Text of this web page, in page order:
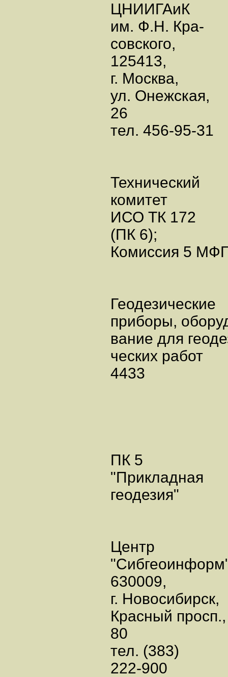
ЦНИИГАиК
им. Ф.Н. Кра-
совского,
125413,
г. Москва,
ул. Онежская,
26
тел. 456-95-31
Технический
комитет
ИСО ТК 172
(ПК 6);
Комиссия 5 МФГ
приборы,
вание для
ческих работ
4433
ПК 5
"Прикладная
геодезия"
Центр
630009,
г. Новосибирск,
Красный просп.,
80
тел. (383)
222-900